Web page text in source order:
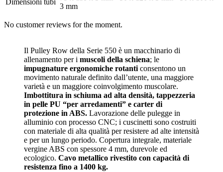
Dimensioni tubi
3 mm
No customer reviews for the moment.
Il Pulley Row della Serie 550 è un macchinario di
allenamento per i muscoli della schiena; le
impugnature ergonomiche rotanticonsentono un
movimento naturale definito dall’utente, una maggiore
varietà e un maggiore coinvolgimento muscolare.
Imbottitura in schiuma ad alta densità, tappezzeria
in pelle PU “per arredamenti” e carter di
protezione in ABS. Lavorazione delle pulegge in
alluminio con processo CNC; i cuscinetti sono costruiti
con materiale di alta qualità per resistere ad alte intensità
e per un lungo periodo. Copertura integrale, materiale
vergine ABS con spessore 4 mm, durevole ed
ecologico. Cavo metallico rivestito con capacità di
resistenza fino a 1400 kg.